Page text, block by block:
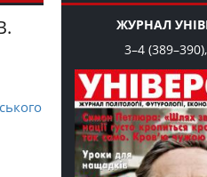
ЖУРНАЛ
3–4